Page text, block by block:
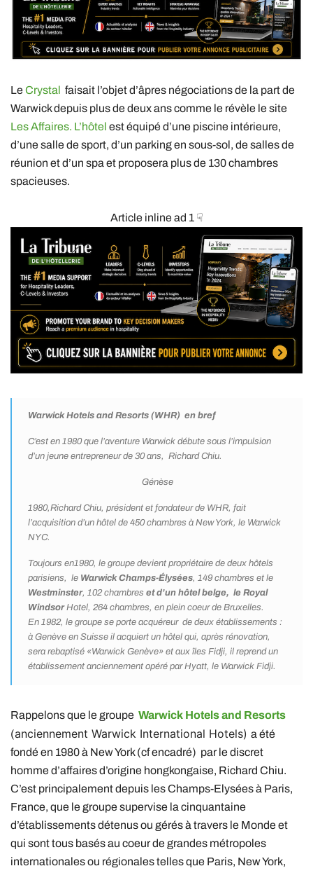
LeCrystal faisait l’objet d’âpres négociations de la part de
Warwick depuis plus de deux ans comme le révèle le site
Les Affaires. L’hôtel est équipé d’une piscine intérieure,
d’une salle de sport, d’un parking en sous-sol, de salles de
réunion et d’un spa et proposera plus de 130 chambres
spacieuses.
Article inline ad 1 ☟
Warwick Hotels and Resorts (WHR) en bref
C’est en 1980 que l’aventure Warwick débute sous l’impulsion
d’un jeune entrepreneur de 30 ans, Richard Chiu.
Génèse
1980,Richard Chiu, président et fondateur de WHR, fait
l’acquisition d’un hôtel de 450 chambres à New York, le Warwick
NYC.
Toujours en1980, le groupe devient propriétaire de deux hôtels
parisiens, le Warwick Champs-Élysées, 149 chambres et le
Westminster, 102 chambres et d’un hôtel belge, le Royal
WindsorHotel, 264 chambres, en plein coeur de Bruxelles.
En 1982, le groupe se porte acquéreur de deux établissements :
à Genève en Suisse il acquiert un hôtel qui, après rénovation,
sera rebaptisé «Warwick Genève» et aux îles Fidji, il reprend un
établissement anciennement opéré par Hyatt, le Warwick Fidji.
Rappelons que le groupe Warwick Hotels and Resorts
(anciennement Warwick International Hotels) a été
fondé en 1980 à New York (cf encadré) par le discret
homme d’affaires d’origine hongkongaise, Richard Chiu.
C’est principalement depuis les Champs-Elysées à Paris,
France, que le groupe supervise la cinquantaine
d’établissements détenus ou gérés à travers le Monde et
qui sont tous basés au coeur de grandes métropoles
internationales ou régionales telles que Paris, New York,